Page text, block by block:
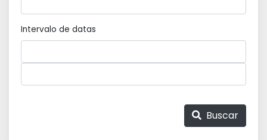
Intervalo de datas
Buscar